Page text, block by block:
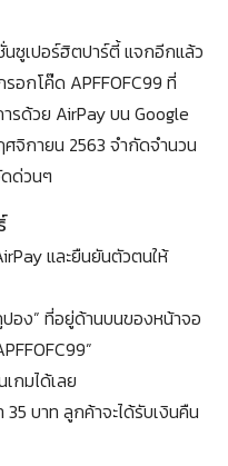
ซูเปอร์ฮิตปาร์ตี้ แจกอีกแล้ว
อกโค๊ด APFFOFC99 ที่
รด้วย AirPay บน Google
จิกายน 2563 จำกัดจำนวน
ด่วนๆ
และยืนยันตัวตนให้
อง” ที่อยู่ด้านบนของหน้าจอ
กมได้เลย
บาท ลูกค้าจะได้รับเงินคืน